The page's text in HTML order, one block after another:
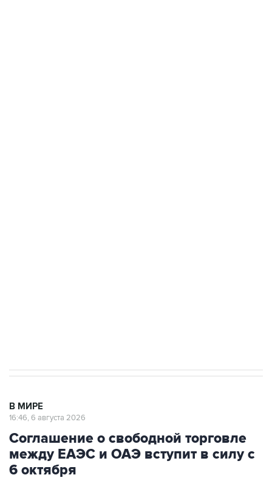
В МИРЕ
16:46, 6 августа 2026
Соглашение о свободной торговле
между ЕАЭС и ОАЭ вступит в силу с
6 октября